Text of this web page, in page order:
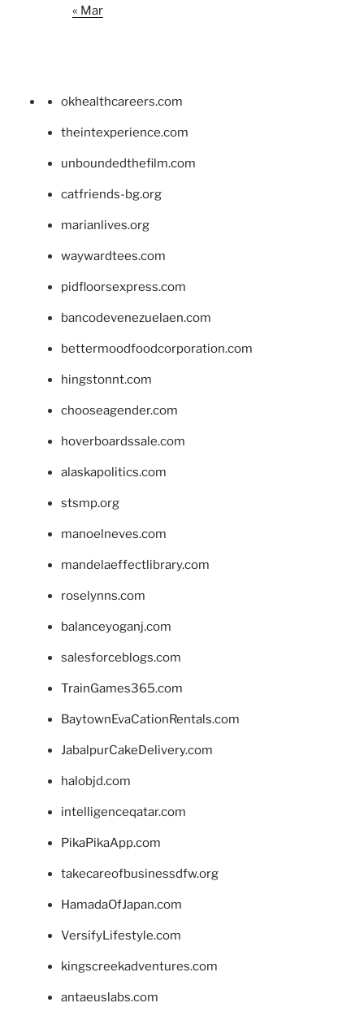
« Mar
okhealthcareers.com
theintexperience.com
unboundedthefilm.com
catfriends-bg.org
marianlives.org
waywardtees.com
pidfloorsexpress.com
bancodevenezuelaen.com
bettermoodfoodcorporation.com
hingstonnt.com
chooseagender.com
hoverboardssale.com
alaskapolitics.com
stsmp.org
manoelneves.com
mandelaeffectlibrary.com
roselynns.com
balanceyoganj.com
salesforceblogs.com
TrainGames365.com
BaytownEvaCationRentals.com
JabalpurCakeDelivery.com
halobjd.com
intelligenceqatar.com
PikaPikaApp.com
takecareofbusinessdfw.org
HamadaOfJapan.com
VersifyLifestyle.com
kingscreekadventures.com
antaeuslabs.com